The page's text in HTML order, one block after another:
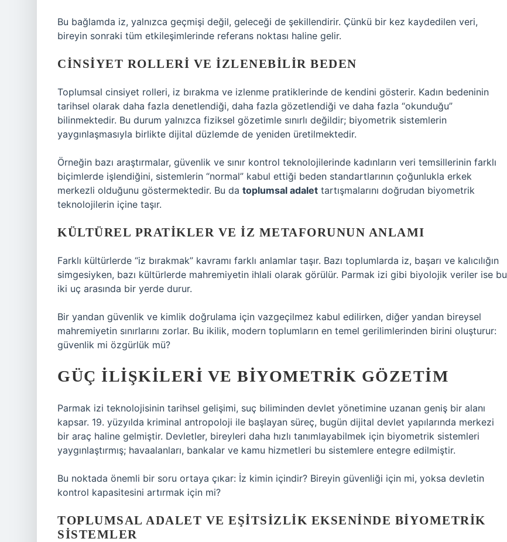
Bu bağlamda iz, yalnızca geçmişi değil, geleceği de şekillendirir. Çünkü bir kez kaydedilen veri,
bireyin sonraki tüm etkileşimlerinde referans noktası haline gelir.
CINSIYET ROLLERI VE IZLENEBILIR BEDEN
Toplumsal cinsiyet rolleri, iz bırakma ve izlenme pratiklerinde de kendini gösterir. Kadın bedeninin
tarihsel olarak daha fazla denetlendiği, daha fazla gözetlendiği ve daha fazla “okunduğu”
bilinmektedir. Bu durum yalnızca fiziksel gözetimle sınırlı değildir; biyometrik sistemlerin
yaygınlaşmasıyla birlikte dijital düzlemde de yeniden üretilmektedir.
Örneğin bazı araştırmalar, güvenlik ve sınır kontrol teknolojilerinde kadınların veri temsillerinin farklı
biçimlerde işlendiğini, sistemlerin “normal” kabul ettiği beden standartlarının çoğunlukla erkek
merkezli olduğunu göstermektedir. Bu da toplumsal adalet tartışmalarını doğrudan biyometrik
teknolojilerin içine taşır.
KÜLTÜREL PRATIKLER VE IZ METAFORUNUN ANLAMI
Farklı kültürlerde “iz bırakmak” kavramı farklı anlamlar taşır. Bazı toplumlarda iz, başarı ve kalıcılığın
simgesiyken, bazı kültürlerde mahremiyetin ihlali olarak görülür. Parmak izi gibi biyolojik veriler ise bu
iki uç arasında bir yerde durur.
Bir yandan güvenlik ve kimlik doğrulama için vazgeçilmez kabul edilirken, diğer yandan bireysel
mahremiyetin sınırlarını zorlar. Bu ikilik, modern toplumların en temel gerilimlerinden birini oluşturur:
güvenlik mi özgürlük mü?
GÜÇ ILIŞKILERI VE BIYOMETRIK GÖZETIM
Parmak izi teknolojisinin tarihsel gelişimi, suç biliminden devlet yönetimine uzanan geniş bir alanı
kapsar. 19. yüzyılda kriminal antropoloji ile başlayan süreç, bugün dijital devlet yapılarında merkezi
bir araç haline gelmiştir. Devletler, bireyleri daha hızlı tanımlayabilmek için biyometrik sistemleri
yaygınlaştırmış; havaalanları, bankalar ve kamu hizmetleri bu sistemlere entegre edilmiştir.
Bu noktada önemli bir soru ortaya çıkar: İz kimin içindir? Bireyin güvenliği için mi, yoksa devletin
kontrol kapasitesini artırmak için mi?
TOPLUMSAL ADALET VE EŞITSIZLIK EKSENINDE BIYOMETRIK
SISTEMLER